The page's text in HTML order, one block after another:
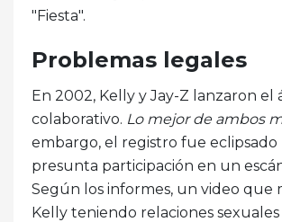
"Fiesta".
Problemas legales
En 2002, Kelly y Jay-Z lanzaron el
colaborativo. Lo mejor de ambos
embargo, el registro fue eclipsado
presunta participación en un
Según los informes, un video que
Kelly teniendo relaciones